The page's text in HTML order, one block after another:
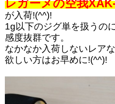
レガーメの空我
が入荷!(^^)!
1g以下のジグ単を扱うの
感度抜群です。
なかなか入荷しないレアな
欲しい方はお早めに!(^^)!